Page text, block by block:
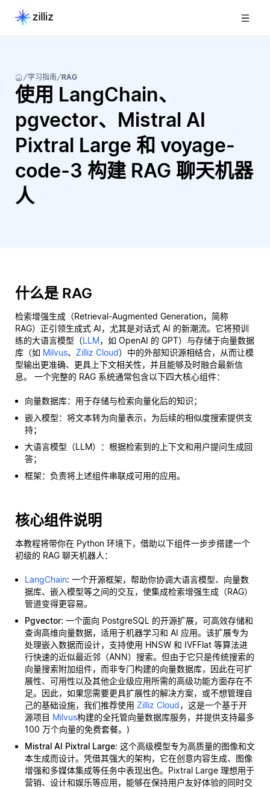
学习指南 RAG
使用 LangChain、
pgvector、Mistral AI
Pixtral Large 和 voyage-
code-3 构建 RAG 聊天机器
人
什么是 RAG
检索增强生成（Retrieval-Augmented Generation，简称
RAG）正引领生成式 AI，尤其是对话式 AI 的新潮流。它将预训
练的大语言模型（LLM，如 OpenAI 的 GPT）与存储于向量数据
库（如 Milvus、 Zilliz Cloud）中的外部知识源相结合，从而让模
型输出更准确、更具上下文相关性，并且能够及时融合最新信
息。 一个完整的 RAG 系统通常包含以下四大核心组件：
向量数据库：用于存储与检索向量化后的知识；
嵌入模型：将文本转为向量表示，为后续的相似度搜索提供支
持；
大语言模型（LLM）：根据检索到的上下文和用户提问生成回
答；
框架：负责将上述组件串联成可用的应用。
核心组件说明
本教程将带你在 Python 环境下，借助以下组件一步步搭建一个
初级的 RAG 聊天机器人：
LangChain: 一个开源框架，帮助你协调大语言模型、向量数
据库、嵌入模型等之间的交互，使集成检索增强生成（RAG）
管道变得更容易。
Pgvector: 一个面向 PostgreSQL 的开源扩展，可高效存储和
查询高维向量数据，适用于机器学习和 AI 应用。该扩展专为
处理嵌入数据而设计，支持使用 HNSW 和 IVFFlat 等算法进
行快速的近似最近邻（ANN）搜索。但由于它只是传统搜索的
向量搜索附加组件，而非专门构建的向量数据库，因此在可扩
展性、可用性以及其他企业级应用所需的高级功能方面存在不
足。因此，如果您需要更具扩展性的解决方案，或不想管理自
己的基础设施，我们推荐使用 Zilliz Cloud，这是一个基于开
源项目 Milvus构建的全托管向量数据库服务，并提供支持最多
100 万个向量的免费套餐。)
Mistral AI Pixtral Large: 这个高级模型专为高质量的图像和文
本生成而设计。凭借其强大的架构，它在创意内容生成、图像
增强和多媒体集成等任务中表现出色。Pixtral Large 理想用于
营销、设计和娱乐等应用，能够在保持用户友好体验的同时交